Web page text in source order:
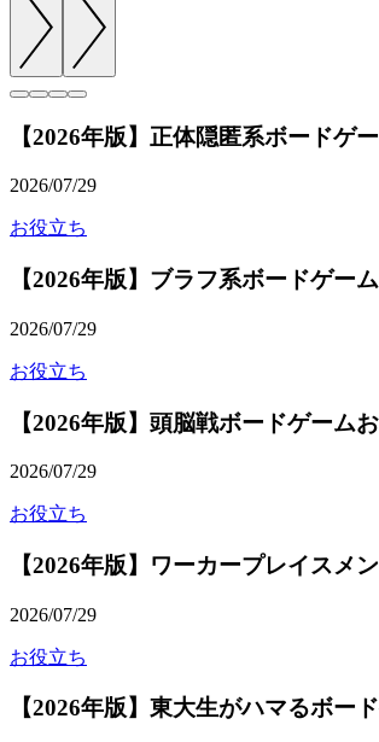
【2026年版】正体隠匿系ボードゲ
2026/07/29
お役立ち
【2026年版】ブラフ系ボードゲー
2026/07/29
お役立ち
【2026年版】頭脳戦ボードゲーム
2026/07/29
お役立ち
【2026年版】ワーカープレイスメ
2026/07/29
お役立ち
【2026年版】東大生がハマるボー